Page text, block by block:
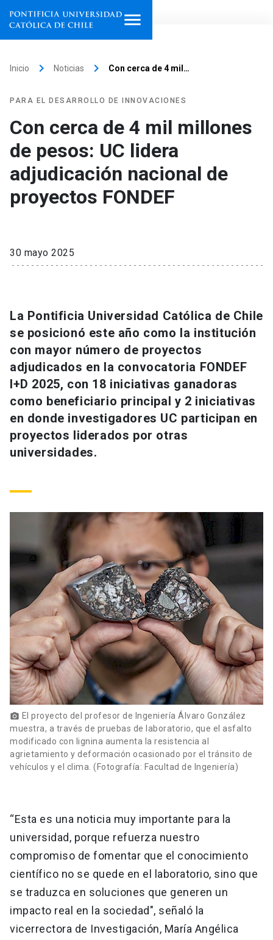
institutos
Investigación
Internacionalización launch
Vinculación
Información para keyboard_arrow_down
Futuros estudiantes
Estudiantes
Académicos
Personal
Padres y familia
Go to english site
ACCESOS DIRECTOS
Admisión launch
Mi Cuenta UC launch
Correo UC launch
launch
Inicio keyboard_arrow_right Noticias keyboard_arrow_right Con cerca de 4 mil…
PARA EL DESARROLLO DE INNOVACIONES
Con cerca de 4 mil millones
de pesos: UC lidera
adjudicación nacional de
proyectos FONDEF
30 mayo 2025
La Pontificia Universidad Católica de Chile
se posicionó este año como la institución
con mayor número de proyectos
adjudicados en la convocatoria FONDEF
I+D 2025, con 18 iniciativas ganadoras
como beneficiario principal y 2 iniciativas
en donde investigadores UC participan en
proyectos liderados por otras
universidades.
photo_camera El proyecto del profesor de Ingeniería Álvaro González
muestra, a través de pruebas de laboratorio, que el asfalto
modificado con lignina aumenta la resistencia al
agrietamiento y deformación ocasionado por el tránsito de
vehículos y el clima. (Fotografía: Facultad de Ingeniería)
“Esta es una noticia muy importante para la
universidad, porque refuerza nuestro
compromiso de fomentar que el conocimiento
científico no se quede en el laboratorio, sino que
se traduzca en soluciones que generen un
impacto real en la sociedad", señaló la
vicerrectora de Investigación, María Angélica